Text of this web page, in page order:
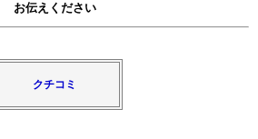
お伝えください
クチコミ